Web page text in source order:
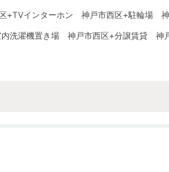
+TVインターホン 神戸市西区+駐輪場
洗濯機置き場 神戸市西区+分譲賃貸
神